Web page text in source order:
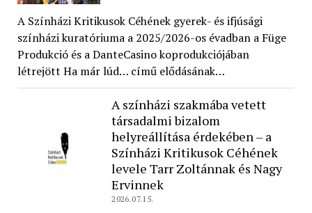
A Színházi Kritikusok Céhének gyerek- és ifjúsági
színházi kuratóriuma a 2025/2026-os évadban a Füge
Produkció és a DanteCasino koprodukciójában
létrejött Ha már lúd… című elődásának…
A színházi szakmába vetett
társadalmi bizalom
helyreállítása érdekében – a
Színházi Kritikusok Céhének
levele Tarr Zoltánnak és Nagy
Ervinnek
2026.07.15.